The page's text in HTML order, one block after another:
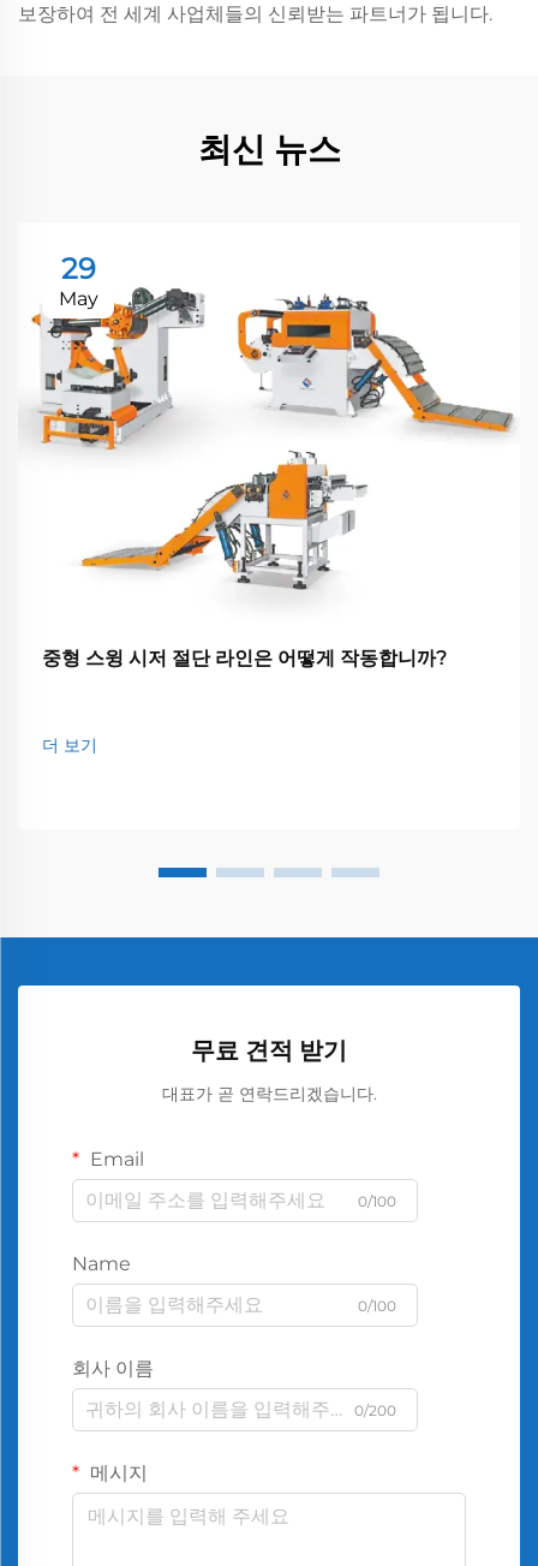
보장하여 전 세계 사업체들의 신뢰받는 파트너가 됩니다.
최신 뉴스
29
May
중형 스윙 시저 절단 라인은 어떻게 작동합니까?
더 보기
무료 견적 받기
대표가 곧 연락드리겠습니다.
Email
0/100
Name
0/100
회사 이름
0/200
메시지